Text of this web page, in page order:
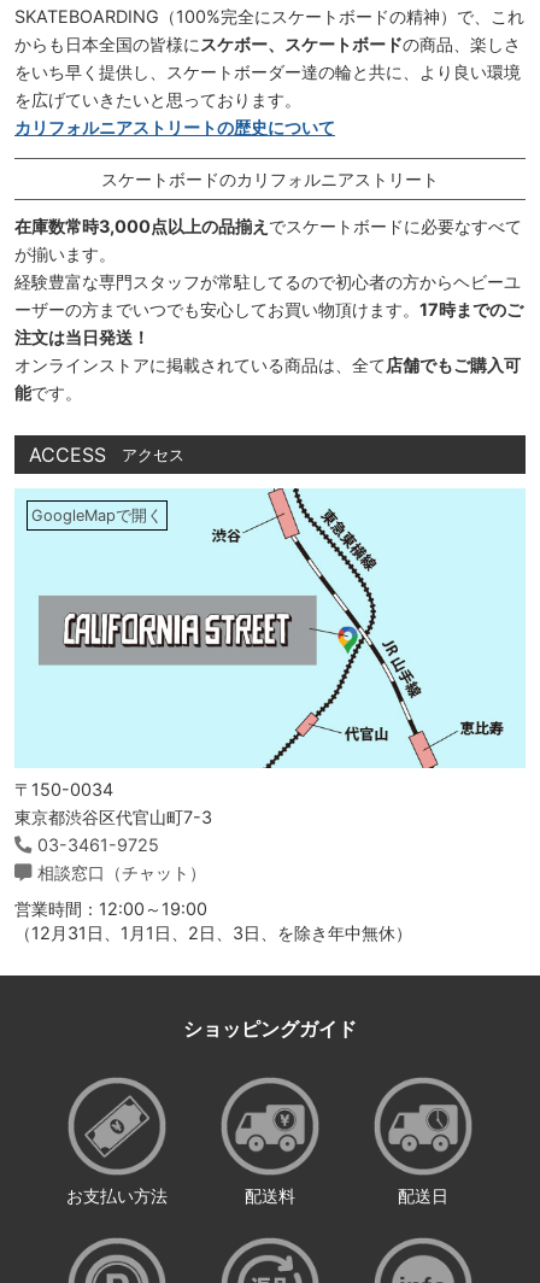
SKATEBOARDING（100%完全にスケートボードの精神）で、これ
からも日本全国の皆様に スケボー、スケートボードの商品、楽しさ
をいち早く提供し、スケートボーダー達の輪と共に、より良い環境
を広げていきたいと思っております。
カリフォルニアストリートの歴史について
スケートボードのカリフォルニアストリート
在庫数常時3,000点以上の品揃え でスケートボードに必要なすべて
が揃います。
経験豊富な専門スタッフが常駐してるので初心者の方からヘビーユ
ーザーの方までいつでも安心してお買い物頂けます。 17時までのご
注文は当日発送！
オンラインストアに掲載されている商品は、全て店舗でもご購入可
能です。
ACCESS アクセス
GoogleMapで開く
〒150-0034
東京都渋谷区代官山町7-3
03-3461-9725
相談窓口（チャット）
営業時間：12:00～19:00
（12月31日、1月1日、2日、3日、を除き年中無休）
ショッピングガイド
お支払い方法 配送料 配送日